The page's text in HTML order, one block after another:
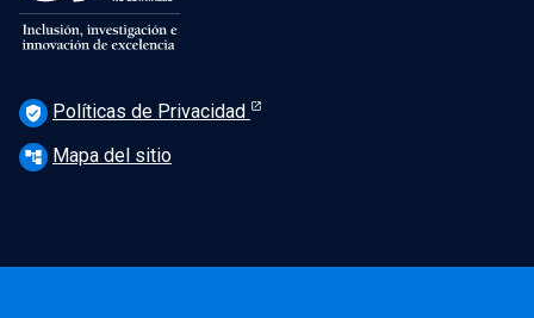
verified_user Políticas de Privacidad
account_tree Mapa del sitio